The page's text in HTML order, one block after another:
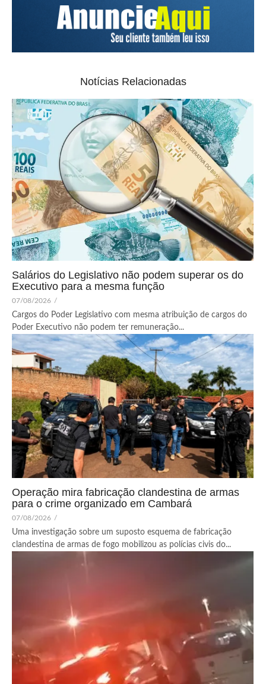
Notícias Relacionadas
Salários do Legislativo não podem superar os do
Executivo para a mesma função
07/08/2026 /
Cargos do Poder Legislativo com mesma atribuição de cargos do
Poder Executivo não podem ter remuneração...
Operação mira fabricação clandestina de armas
para o crime organizado em Cambará
07/08/2026 /
Uma investigação sobre um suposto esquema de fabricação
clandestina de armas de fogo mobilizou as polícias civis do...